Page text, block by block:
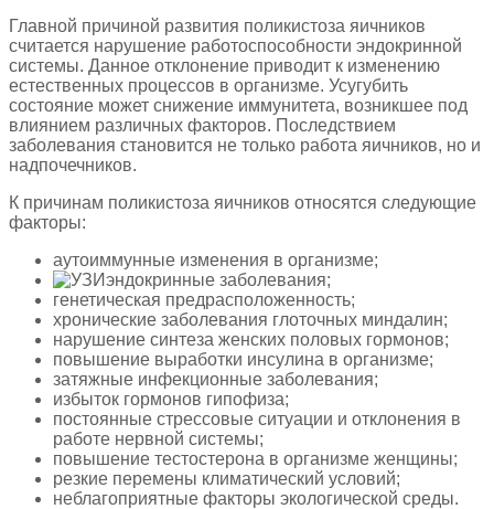
Главной причиной развития поликистоза яичников
считается нарушение работоспособности эндокринной
системы. Данное отклонение приводит к изменению
естественных процессов в организме. Усугубить
состояние может снижение иммунитета, возникшее под
влиянием различных факторов. Последствием
заболевания становится не только работа яичников, но и
надпочечников.
К причинам поликистоза яичников относятся следующие
факторы:
аутоиммунные изменения в организме;
эндокринные заболевания;
генетическая предрасположенность;
хронические заболевания глоточных миндалин;
нарушение синтеза женских половых гормонов;
повышение выработки инсулина в организме;
затяжные инфекционные заболевания;
избыток гормонов гипофиза;
постоянные стрессовые ситуации и отклонения в
работе нервной системы;
повышение тестостерона в организме женщины;
резкие перемены климатический условий;
неблагоприятные факторы экологической среды.